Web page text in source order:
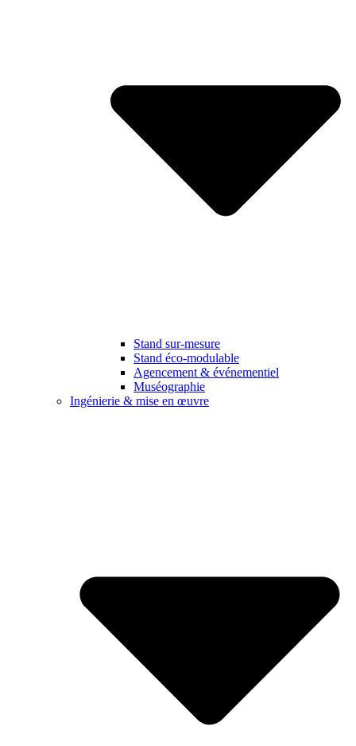
Stand sur-mesure
Stand éco-modulable
Agencement & événementiel
Muséographie
Ingénierie & mise en œuvre